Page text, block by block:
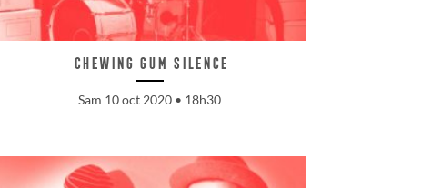
Chewing gum silence
Sam 10 oct 2020 • 18h30